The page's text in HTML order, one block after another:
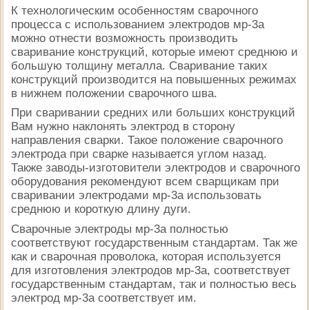
К технологическим особенностям сварочного
процесса с использованием электродов мр-3а
можно отнести возможность производить
сваривание конструкций, которые имеют среднюю и
большую толщину металла. Сваривание таких
конструкций производится на повышенных режимах
в нижнем положении сварочного шва.
При сваривании средних или больших конструкций
Вам нужно наклонять электрод в сторону
направления сварки. Такое положение сварочного
электрода при сварке называется углом назад.
Также заводы-изготовители электродов и сварочного
оборудования рекомендуют всем сварщикам при
сваривании электродами мр-3а использовать
среднюю и короткую длину дуги.
Сварочные электроды мр-3а полностью
соответствуют государственным стандартам. Так же
как и сварочная проволока, которая используется
для изготовления электродов мр-3а, соответствует
государственным стандартам, так и полностью весь
электрод мр-3а соответствует им.